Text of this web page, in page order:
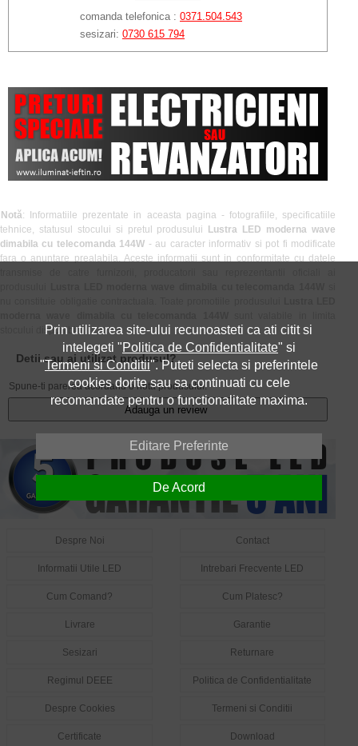
comanda telefonica : 0371.504.543
sesizari: 0730 615 794
Notă: Informatiile prezentate in aceasta pagina - fotografiile, specificatiile
tehnice, statusul stocului si pretul produsului
Lustra LED moderna wave
dimabila cu telecomanda 144W - au caracter informativ si pot fi modificate
fara o anuntare prealabila. Aceste informatii sunt in conformitate cu datele
stocului disponibil.
Detii sau ai utilizat produsul?
Spune-ti parerea acordand o nota produsului:
Adauga un review
Despre Noi Contact
Informatii Utile LED Intrebari Frecvente LED
Cum Comand? Cum Platesc?
Livrare Garantie
Sesizari Returnare
Regimul DEEE Politica de Confidentialitate
Despre Cookies Termeni si Conditii
Certificate Download
Prin utilizarea site-ului recunoasteti ca ati citit si
intelegeti "Politica de Confidentialitate" si
"Termeni si Conditii". Puteti selecta si preferintele
cookies dorite sau sa continuati cu cele
recomandate pentru o functionalitate maxima.
Editare Preferinte
De Acord